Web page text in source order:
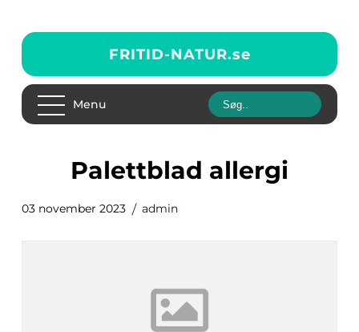
FRITID-NATUR.se
Menu
palettblad allergi
03 november 2023 admin